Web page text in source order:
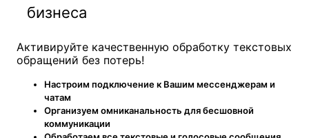
бизнеса
Активируйте качественную обработку текстовых
обращений без потерь!
Настроим подключение к Вашим мессенджерам и
чатам
Организуем омниканальность для бесшовной
коммуникации